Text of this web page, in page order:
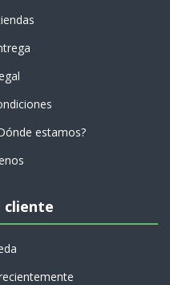
estamos?
cliente